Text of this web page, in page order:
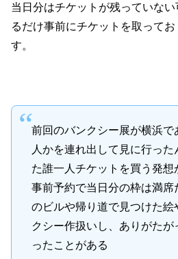
当日分はチケットが残っていな
るだけ事前にチケットを取って
す。
前回のバンクシー展が横浜で
人かを連れ出して見に行っ
た誰一人チケットを買う発想
事前予約で当日分の枠は満席
のビルや帰り道で見つけた絵
クシー作扱いし、ありがた
ったことがある